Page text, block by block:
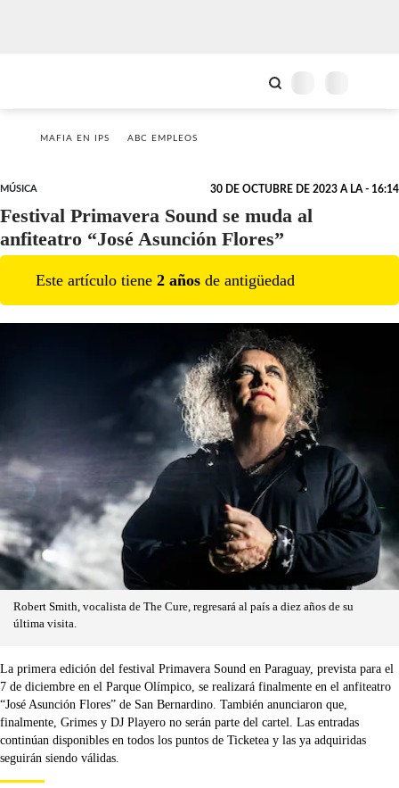
MAFIA EN IPS ABC EMPLEOS
MÚSICA 30 DE OCTUBRE DE 2023 A LA - 16:14
Festival Primavera Sound se muda al
anfiteatro “José Asunción Flores”
Este artículo tiene 2 años de antigüedad
Robert Smith, vocalista de The Cure, regresará al país a diez años de su
última visita.
La primera edición del festival Primavera Sound en Paraguay, prevista para el
7 de diciembre en el Parque Olímpico, se realizará finalmente en el anfiteatro
“José Asunción Flores” de San Bernardino. También anunciaron que,
finalmente, Grimes y DJ Playero no serán parte del cartel. Las entradas
continúan disponibles en todos los puntos de Ticketea y las ya adquiridas
seguirán siendo válidas.